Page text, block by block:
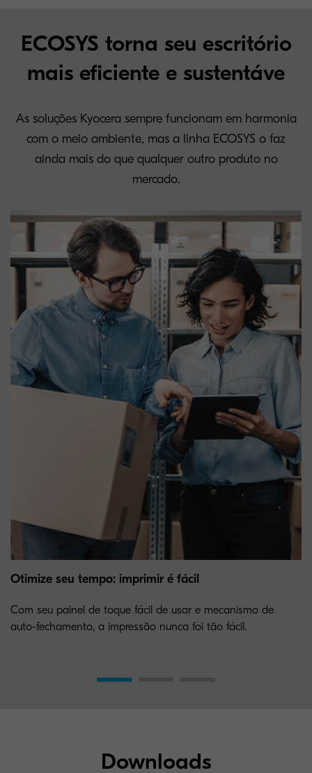
ECOSYS torna seu escritório
mais eficiente e sustentáve
As soluções Kyocera sempre funcionam em harmonia
com o meio ambiente, mas a linha ECOSYS o faz
ainda mais do que qualquer outro produto no
mercado.
Otimize seu tempo: imprimir é fácil
Com seu painel de toque fácil de usar e mecanismo de
auto-fechamento, a impressão nunca foi tão fácil.
Downloads